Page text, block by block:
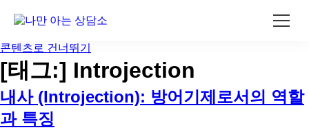
콘텐츠로 건너뛰기
[태그:] Introjection
내사 (Introjection): 방어기제로서의 역할
과 특징